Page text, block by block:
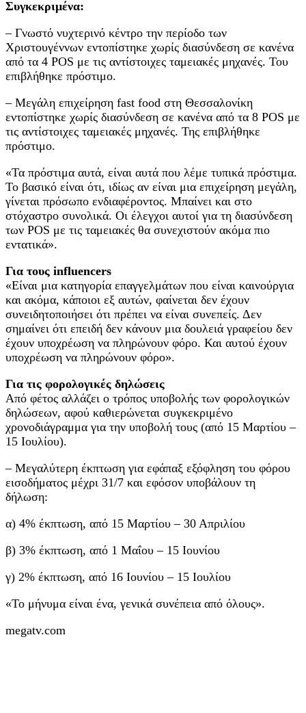
Συγκεκριμένα:
– Γνωστό νυχτερινό κέντρο την περίοδο των
Χριστουγέννων εντοπίστηκε χωρίς διασύνδεση σε κανένα
από τα 4 POS με τις αντίστοιχες ταμειακές μηχανές. Του
επιβλήθηκε πρόστιμο.
– Μεγάλη επιχείρηση fast food στη Θεσσαλονίκη
εντοπίστηκε χωρίς διασύνδεση σε κανένα από τα 8 POS με
τις αντίστοιχες ταμειακές μηχανές. Της επιβλήθηκε
πρόστιμο.
«Τα πρόστιμα αυτά, είναι αυτά που λέμε τυπικά πρόστιμα.
Το βασικό είναι ότι, ιδίως αν είναι μια επιχείρηση μεγάλη,
γίνεται πρόσωπο ενδιαφέροντος. Μπαίνει και στο
στόχαστρο συνολικά. Οι έλεγχοι αυτοί για τη διασύνδεση
των POS με τις ταμειακές θα συνεχιστούν ακόμα πιο
εντατικά».
Για τους influencers
«Είναι μια κατηγορία επαγγελμάτων που είναι καινούργια
και ακόμα, κάποιοι εξ αυτών, φαίνεται δεν έχουν
συνειδητοποιήσει ότι πρέπει να είναι συνεπείς. Δεν
σημαίνει ότι επειδή δεν κάνουν μια δουλειά γραφείου δεν
έχουν υποχρέωση να πληρώνουν φόρο. Και αυτού έχουν
υποχρέωση να πληρώνουν φόρο».
Για τις φορολογικές δηλώσεις
Από φέτος αλλάζει ο τρόπος υποβολής των φορολογικών
δηλώσεων, αφού καθιερώνεται συγκεκριμένο
χρονοδιάγραμμα για την υποβολή τους (από 15 Μαρτίου –
15 Ιουλίου).
– Μεγαλύτερη έκπτωση για εφάπαξ εξόφληση του φόρου
εισοδήματος μέχρι 31/7 και εφόσον υποβάλουν τη
δήλωση:
α) 4% έκπτωση, από 15 Μαρτίου – 30 Απριλίου
β) 3% έκπτωση, από 1 Μαΐου – 15 Ιουνίου
γ) 2% έκπτωση, από 16 Ιουνίου – 15 Ιουλίου
«Το μήνυμα είναι ένα, γενικά συνέπεια από όλους».
megatv.com